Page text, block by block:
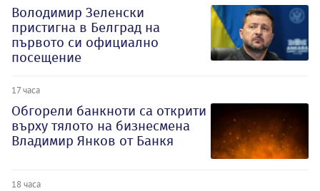
Володимир Зеленски
пристигна в Белград на
първото си официално
посещение
17 часа
Обгорели банкноти са открити
върху тялото на бизнесмена
Владимир Янков от Банкя
18 часа